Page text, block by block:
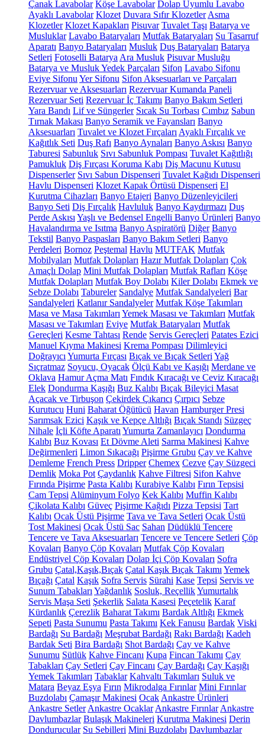
Çanak Lavabolar Köşe Lavabolar Dolap Uyumlu Lavabo
Ayaklı Lavabolar Klozet Duvara Sıfır Klozetler Asma
Klozetler Klozet Kapakları Pisuvar Tuvalet Taşı Batarya ve
Musluklar Lavabo Bataryaları Mutfak Bataryaları Su Tasarruf
Aparatı Banyo Bataryaları Musluk Duş Bataryaları Batarya
Setleri Fotoselli Batarya Ara Musluk Pisuvar Musluğu
Batarya ve Musluk Yedek Parçaları Sifon Lavabo Sifonu
Eviye Sifonu Yer Sifonu Sifon Aksesuarları ve Parçaları
Rezervuar ve Aksesuarları Rezervuar Kumanda Paneli
Rezervuar Seti Rezervuar İç Takımı Banyo Bakım Setleri
Yara Bandı Lif ve Süngerler Sıcak Su Torbası Cımbız Sabun
Tırnak Makası Banyo Seramik ve Fayansları Banyo
Aksesuarları Tuvalet ve Klozet Fırçaları Ayaklı Fırçalık ve
Kağıtlık Seti Duş Rafı Banyo Aynaları Banyo Askısı Banyo
Taburesi Sabunluk Sıvı Sabunluk Pompası Tuvalet Kağıtlığı
Pamukluk Diş Fırçası Koruma Kabı Diş Macunu Kutusu
Dispenserler Sıvı Sabun Dispenseri Tuvalet Kağıdı Dispenseri
Havlu Dispenseri Klozet Kapak Örtüsü Dispenseri El
Kurutma Cihazları Banyo Etajeri Banyo Düzenleyicileri
Banyo Seti Diş Fırçalık Havluluk Banyo Kaydırmazı Duş
Perde Askısı Yaşlı ve Bedensel Engelli Banyo Ürünleri Banyo
Havalandırma ve Isıtma Banyo Aspiratörü Diğer Banyo
Tekstil Banyo Paspasları Banyo Bakım Setleri Banyo
Perdeleri Bornoz Peştemal Havlu MUTFAK Mutfak
Mobilyaları Mutfak Dolapları Hazır Mutfak Dolapları Çok
Amaçlı Dolap Mini Mutfak Dolapları Mutfak Rafları Köşe
Mutfak Dolapları Mutfak Boy Dolabı Kiler Dolabı Ekmek ve
Sebze Dolabı Tabureler Sandalye Mutfak Sandalyeleri Bar
Sandalyeleri Katlanır Sandalyeler Mutfak Köşe Takımları
Masa ve Masa Takımları Yemek Masası ve Takımları Mutfak
Masası ve Takımları Eviye Mutfak Bataryaları Mutfak
Gereçleri Kesme Tahtası Rende Servis Gereçleri Patates Ezici
Manuel Kıyma Makinesi Krema Pompası Dilimleyici
Doğrayıcı Yumurta Fırçası Bıçak ve Bıçak Setleri Yağ
Sıçratmaz Soyucu, Oyacak Ölçü Kabı ve Kaşığı Merdane ve
Oklava Hamur Açma Matı Fındık Kıracağı ve Ceviz Kıracağı
Elek Dondurma Kaşığı Buz Kalıbı Bıçak Bileyici Masat
Açacak ve Tirbuşon Çekirdek Çıkarıcı Çırpıcı Sebze
Kurutucu Huni Baharat Öğütücü Havan Hamburger Presi
Sarımsak Ezici Kaşık ve Kepçe Altlığı Bıçak Standı Süzgeç
Nihale İçli Köfte Aparatı Yumurta Zamanlayıcı Dondurma
Kalıbı Buz Kovası Et Dövme Aleti Sarma Makinesi Kahve
Değirmenleri Limon Sıkacağı Pişirme Grubu Çay ve Kahve
Demleme French Press Dripper Chemex Cezve Çay Süzgeci
Demlik Moka Pot Çaydanlık Kahve Filtresi Sifon Kahve
Fırında Pişirme Pasta Kalıbı Kurabiye Kalıbı Fırın Tepsisi
Cam Tepsi Alüminyum Folyo Kek Kalıbı Muffin Kalıbı
Çikolata Kalıbı Güveç Pişirme Kağıdı Pizza Tepsisi Tart
Kalıbı Ocak Üstü Pişirme Tava ve Tava Setleri Ocak Üstü
Tost Makinesi Ocak Üstü Sac Sahan Düdüklü Tencere
Tencere ve Tava Aksesuarları Tencere ve Tencere Setleri Çöp
Kovaları Banyo Çöp Kovaları Mutfak Çöp Kovaları
Endüstriyel Çöp Kovaları Dolap İçi Çöp Kovaları Sofra
Grubu Çatal,Kaşık,Bıçak Çatal Kaşık Bıçak Takımı Yemek
Bıçağı Çatal Kaşık Sofra Servis Sürahi Kase Tepsi Servis ve
Sunum Tabakları Yağdanlık Sosluk, ReçellikYumurtalık
Servis Maşa Seti Şekerlik Salata Kasesi Peçetelik Karaf
Kürdanlık Çerezlik Baharat Takımı Bardak Altlığı Ekmek
Sepeti Pasta Sunumu Pasta Takımı Kek Fanusu Bardak Viski
Bardağı Su Bardağı Meşrubat Bardağı Rakı Bardağı Kadeh
Bardak Seti Bira Bardağı Shot Bardağı Çay ve Kahve
Sunumu Sütlük Kahve Fincanı Kupa Fincan Takımı Çay
Tabakları Çay Setleri Çay Fincanı Çay Bardağı Çay Kaşığı
Yemek Takımları Tabaklar Kahvaltı Takımları Suluk ve
Matara Beyaz Eşya Fırın Mikrodalga Fırınlar Mini Fırınlar
Buzdolabı Çamaşır Makinesi Ocak Ankastre Ürünleri
Ankastre Setler Ankastre Ocaklar Ankastre Fırınlar Ankastre
Davlumbazlar Bulaşık Makineleri Kurutma Makinesi Derin
Dondurucular Su Sebilleri Mini Buzdolabı Davlumbazlar